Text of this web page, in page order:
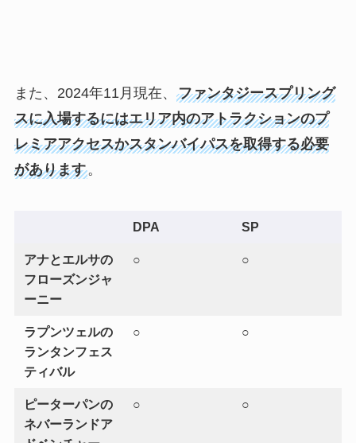
また、2024年11月現在、 ファンタジースプリング
スに入場するにはエリア内のアトラクションのプ
レミアアクセスかスタンバイパスを取得する必要
があります。
DPA SP
アナとエルサの
フローズンジャ
ーニー
○ ○
ラプンツェルの
ランタンフェス
ティバル
○ ○
ピーターパンの
ネバーランドア
○ ○